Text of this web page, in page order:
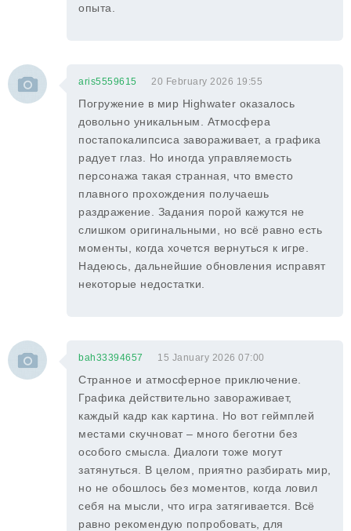
опыта.
aris5559615 20 February 2026 19:55
Погружение в мир Highwater оказалось
довольно уникальным. Атмосфера
постапокалипсиса завораживает, а графика
радует глаз. Но иногда управляемость
персонажа такая странная, что вместо
плавного прохождения получаешь
раздражение. Задания порой кажутся не
слишком оригинальными, но всё равно есть
моменты, когда хочется вернуться к игре.
Надеюсь, дальнейшие обновления исправят
некоторые недостатки.
bah33394657 15 January 2026 07:00
Странное и атмосферное приключение.
Графика действительно завораживает,
каждый кадр как картина. Но вот геймплей
местами скучноват – много беготни без
особого смысла. Диалоги тоже могут
затянуться. В целом, приятно разбирать мир,
но не обошлось без моментов, когда ловил
себя на мысли, что игра затягивается. Всё
равно рекомендую попробовать, для